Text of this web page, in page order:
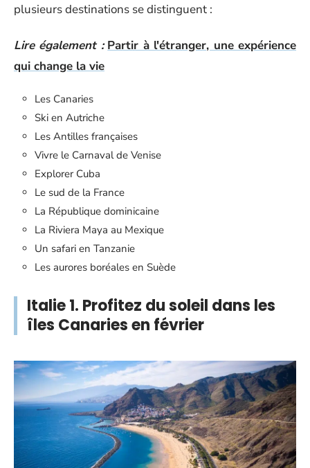
plusieurs destinations se distinguent :
Lire également : Partir à l'étranger, une expérience
qui change la vie
Les Canaries
Ski en Autriche
Les Antilles françaises
Vivre le Carnaval de Venise
Explorer Cuba
Le sud de la France
La République dominicaine
La Riviera Maya au Mexique
Un safari en Tanzanie
Les aurores boréales en Suède
Italie 1. Profitez du soleil dans les
îles Canaries en février